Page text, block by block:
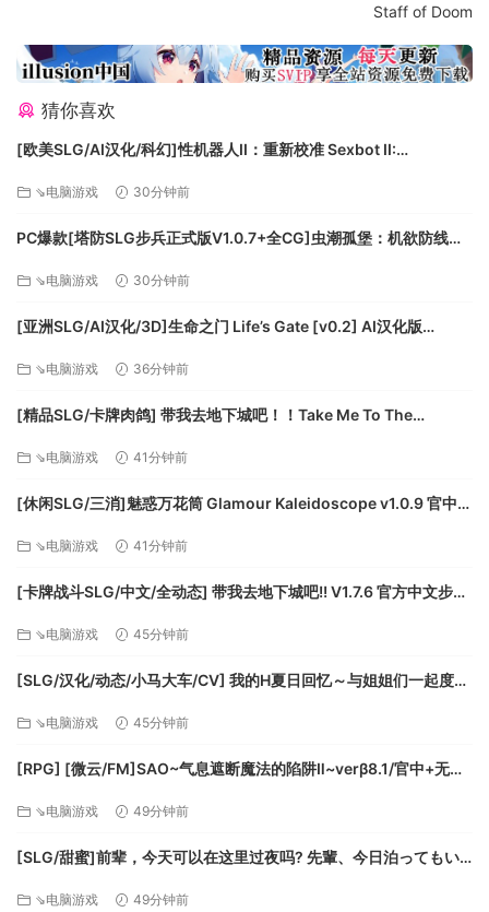
Staff of Doom
猜你喜欢
[欧美SLG/AI汉化/科幻]性机器人II：重新校准 Sexbot II:
⇘电脑游戏 30分钟前
PC爆款[塔防SLG步兵正式版V1.0.7+全CG]虫潮孤堡：机欲防线
迅雷/UC/夸克
⇘电脑游戏 30分钟前
[亚洲SLG/AI汉化/3D]生命之门 Life’s Gate [v0.2] AI汉化版
⇘电脑游戏 36分钟前
[精品SLG/卡牌肉鸽] 带我去地下城吧！！Take Me To The
⇘电脑游戏 41分钟前
[休闲SLG/三消]魅惑万花筒 Glamour Kaleidoscope v1.0.9 官中
⇘电脑游戏 41分钟前
[卡牌战斗SLG/中文/全动态] 带我去地下城吧!! V1.7.6 官方中文步兵
⇘电脑游戏 45分钟前
[SLG/汉化/动态/小马大车/CV] 我的H夏日回忆～与姐姐们一起度过
⇘电脑游戏 45分钟前
[RPG] [微云/FM]SAO~气息遮断魔法的陷阱Ⅱ~verβ8.1/官中+无码
⇘电脑游戏 49分钟前
[SLG/甜蜜]前辈，今天可以在这里过夜吗? 先輩、今日泊ってもい
⇘电脑游戏 49分钟前